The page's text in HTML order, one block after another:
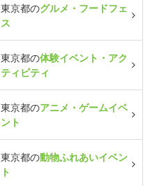
東京都のグルメ・フードフェ
ス
東京都の体験イベント・アク
ティビティ
東京都のアニメ・ゲームイベ
ント
東京都の動物ふれあいイベン
ト